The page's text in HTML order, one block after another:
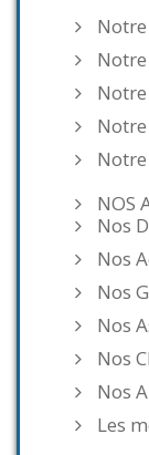
NOS
Nos
Nos
Nos
Nos
Nos
Nos
Les